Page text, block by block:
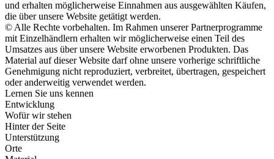
und erhalten möglicherweise Einnahmen aus ausgewählten Käufen,
die über unsere Website getätigt werden.
© Alle Rechte vorbehalten. Im Rahmen unserer Partnerprogramme
mit Einzelhändlern erhalten wir möglicherweise einen Teil des
Umsatzes aus über unsere Website erworbenen Produkten. Das
Material auf dieser Website darf ohne unsere vorherige schriftliche
Genehmigung nicht reproduziert, verbreitet, übertragen, gespeichert
oder anderweitig verwendet werden.
Lernen Sie uns kennen
Entwicklung
Wofür wir stehen
Hinter der Seite
Unterstützung
Orte